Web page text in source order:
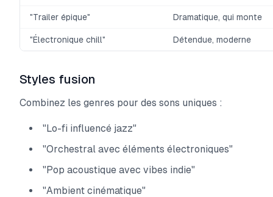
"Trailer épique" Dramatique, qui monte
"Électronique chill" Détendue, moderne
Styles fusion
Combinez les genres pour des sons uniques :
"Lo-fi influencé jazz"
"Orchestral avec éléments électroniques"
"Pop acoustique avec vibes indie"
"Ambient cinématique"